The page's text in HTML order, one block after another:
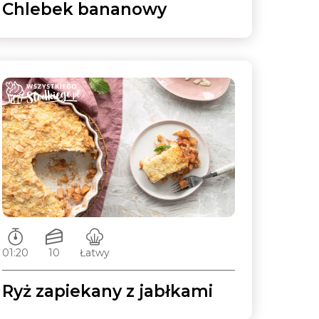
Chlebek bananowy
Czas przygotowywania:
01:20
Ilość porcji:
10
Poziom trudności:
Łatwy
Ryż zapiekany z jabłkami